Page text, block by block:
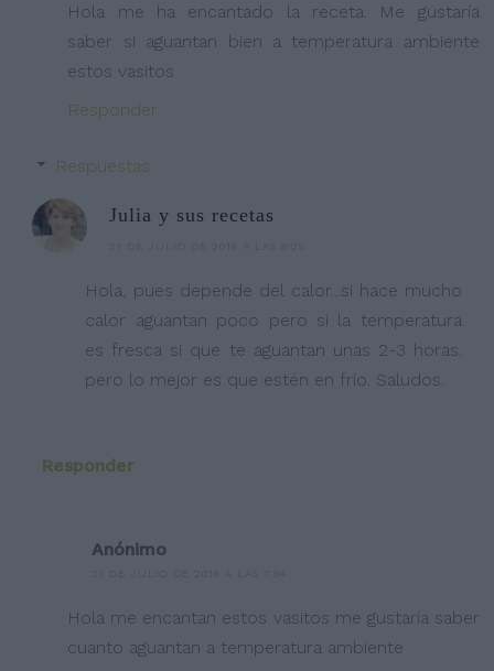
Hola me ha encantado la receta. Me gustaría
saber si aguantan bien a temperatura ambiente
estos vasitos
Responder
Respuestas
Julia y sus recetas
Hola, pues depende del calor...si hace mucho
calor aguantan poco pero si la temperatura
es fresca si que te aguantan unas 2-3 horas.
pero lo mejor es que estén en frío. Saludos.
Responder
Anónimo
Hola me encantan estos vasitos me gustaría saber
cuanto aguantan a temperatura ambiente